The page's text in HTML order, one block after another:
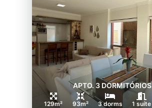
APTO. 3 DORMITÓRIOS
129m² 93m² 3 dorms 1 suíte